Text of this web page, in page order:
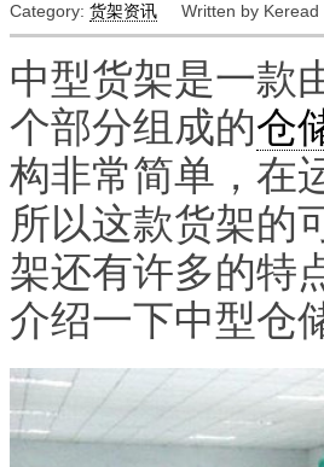
Category: 货架资讯 Written by Keread
中型货架是一款
个部分组成的仓
构非常简单，在
所以这款货架的
架还有许多的特
介绍一下中型仓